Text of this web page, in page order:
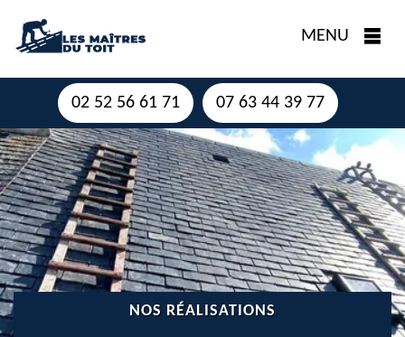
MENU
02 52 56 61 71 07 63 44 39 77
NOS RÉALISATIONS